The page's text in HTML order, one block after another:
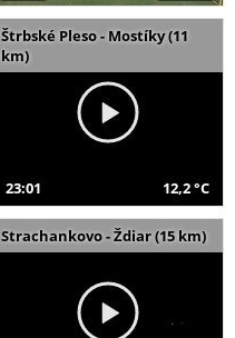
Štrbské Pleso - Mostíky (11
km)
23:01 12,2 °C
Strachankovo - Ždiar (15 km)